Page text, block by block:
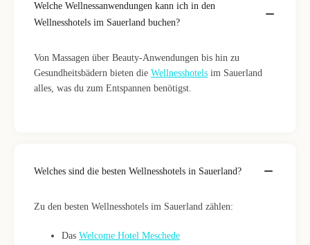
Welche Wellnessanwendungen kann ich in den
Wellnesshotels im Sauerland buchen?
Von Massagen über Beauty-Anwendungen bis hin zu
Gesundheitsbädern bieten die Wellnesshotels im Sauerland
alles, was du zum Entspannen benötigst.
Welches sind die besten Wellnesshotels in Sauerland?
Zu den besten Wellnesshotels im Sauerland zählen:
Das Welcome Hotel Meschede